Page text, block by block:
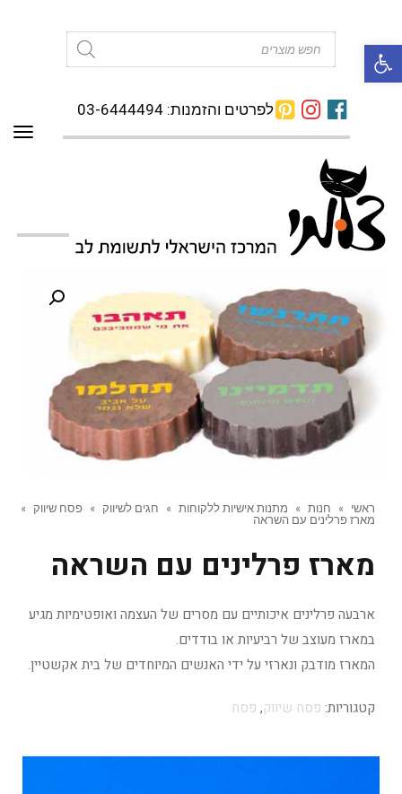
פתח סרגל נגישות
לפרטים והזמנות: 03-6444494
ראשי » חנות » מתנות אישיות ללקוחות » חגים לשיווק » פסח שיווק »
מארז פרלינים עם השראה
מארז פרלינים עם השראה
ארבעה פרלינים איכותיים עם מסרים של העצמה ואופטימיות מגיע
במארז מעוצב של רביעיות או בודדים.
המארז מודבק ונארזי על ידי האנשים המיוחדים של בית אקשטיין.
קטגוריות: פסח שיווק, פסח